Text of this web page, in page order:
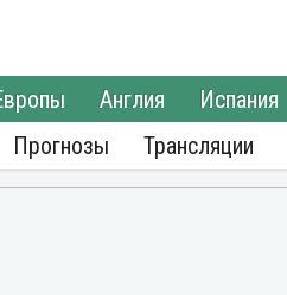
Англия Испания
Прогнозы Трансляции